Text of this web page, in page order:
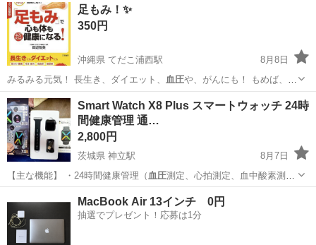
足もみ！✨️
350円
沖縄県 てだこ浦西駅
8月8日
みるみる元気！ 長生き、ダイエット、
血圧や、がんにも！ もめば、感
じる劇的変…
沖縄 沖縄市 もみ
Smart Watch X8 Plus スマートウォッチ 24時
間健康管理 通…
2,800円
茨城県 神立駅
8月7日
【主な機能】 ・24時間健康管理（ 血圧測定、心拍測定、血中酸素測
定） ・スポ…
携帯アクセサリー
MacBook Air 13インチ 0円
抽選でプレゼント！応募は1分